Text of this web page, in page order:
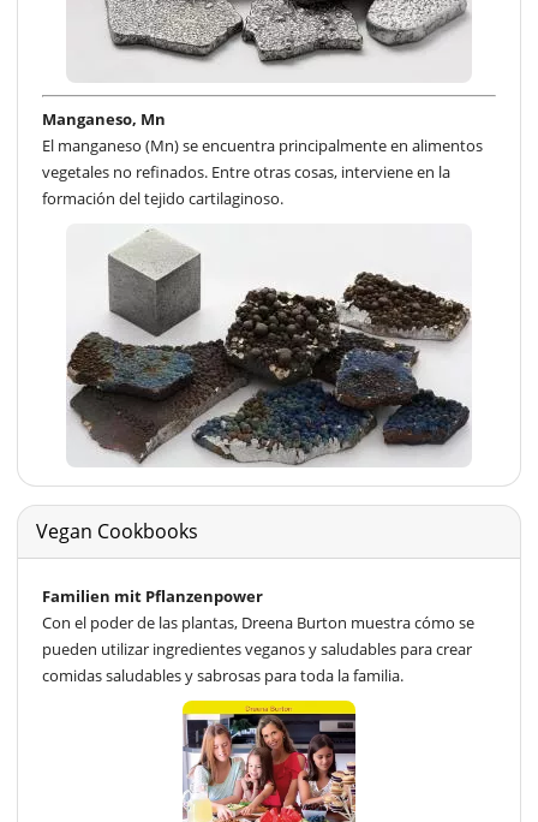
Manganeso, Mn
El manganeso (Mn) se encuentra principalmente en alimentos
vegetales no refinados. Entre otras cosas, interviene en la
formación del tejido cartilaginoso.
Vegan Cookbooks
Familien mit Pflanzenpower
Con el poder de las plantas, Dreena Burton muestra cómo se
pueden utilizar ingredientes veganos y saludables para crear
comidas saludables y sabrosas para toda la familia.